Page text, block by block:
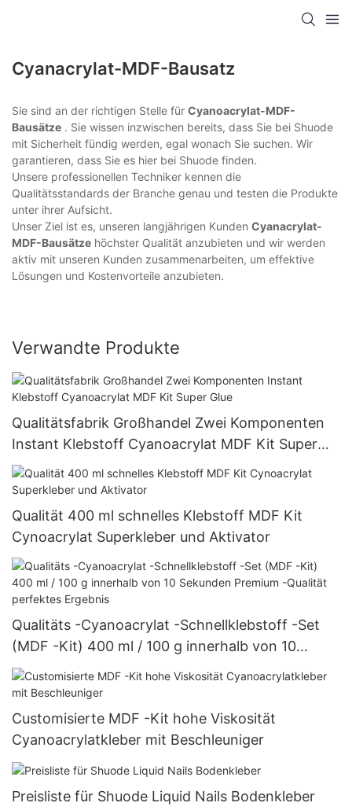
Cyanacrylat-MDF-Bausatz
Sie sind an der richtigen Stelle für Cyanoacrylat-MDF-
Bausätze . Sie wissen inzwischen bereits, dass Sie bei Shuode
mit Sicherheit fündig werden, egal wonach Sie suchen. Wir
garantieren, dass Sie es hier bei Shuode finden.
Unsere professionellen Techniker kennen die
Qualitätsstandards der Branche genau und testen die Produkte
unter ihrer Aufsicht.
Unser Ziel ist es, unseren langjährigen Kunden Cyanacrylat-
MDF-Bausätze höchster Qualität anzubieten und wir werden
aktiv mit unseren Kunden zusammenarbeiten, um effektive
Lösungen und Kostenvorteile anzubieten.
Verwandte Produkte
Qualitätsfabrik Großhandel Zwei Komponenten
Instant Klebstoff Cyanoacrylat MDF Kit Super
Glue
Qualität 400 ml schnelles Klebstoff MDF Kit
Cynoacrylat Superkleber und Aktivator
Qualitäts -Cyanoacrylat -Schnellklebstoff -Set
(MDF -Kit) 400 ml / 100 g innerhalb von 10
Sekunden Premium -Qualität perfektes Ergebnis
Customisierte MDF -Kit hohe Viskosität
Cyanoacrylatkleber mit Beschleuniger
Preisliste für Shuode Liquid Nails Bodenkleber